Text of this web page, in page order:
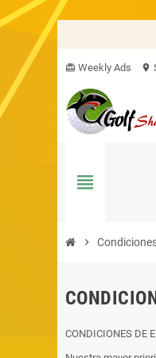
card_giftcard Weekly Ads location_on
view_headline
chevron_right
CONDICIONES DE